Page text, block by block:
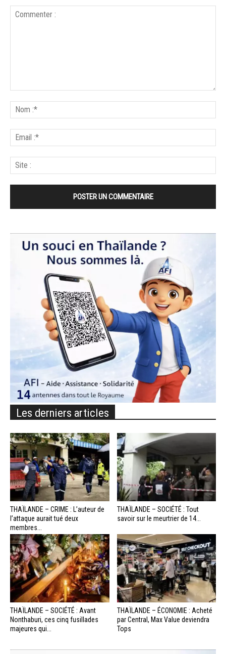
Les derniers articles
THAÏLANDE – CRIME : L’auteur de
l’attaque aurait tué deux
membres...
THAÏLANDE – SOCIÉTÉ : Tout
savoir sur le meurtrier de 14...
THAÏLANDE – SOCIÉTÉ : Avant
Nonthaburi, ces cinq fusillades
majeures qui...
THAÏLANDE – ÉCONOMIE : Acheté
par Central, Max Value deviendra
Tops